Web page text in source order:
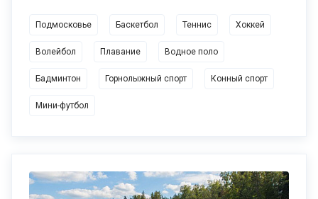
Подмосковье Баскетбол Теннис Хоккей
Волейбол Плавание Водное поло
Бадминтон Горнолыжный спорт Конный спорт
Мини-футбол